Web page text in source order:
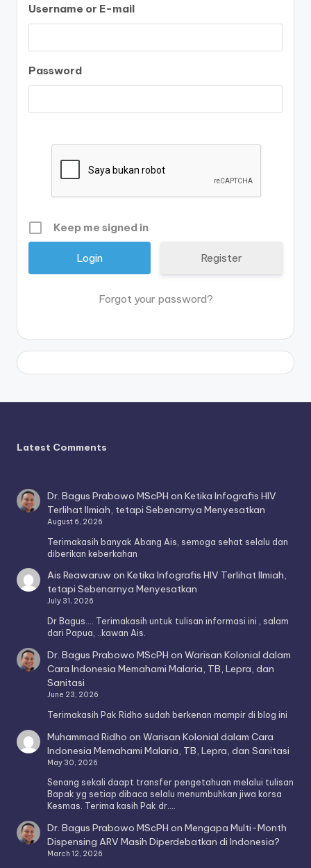
Username or E-mail
Password
Keep me signed in
Register
Forgot your password?
Latest Comments
Dr. Bagus Prabowo MScPH onKetika Infografis HIV
Terlihat Ilmiah, tetapi Sebenarnya Menyesatkan
August 6, 2026
Terimakasih banyak Abang Ais, semoga sehat selalu dan
diberikan keberkahan
Ais ReawaruwonKetika Infografis HIV Terlihat Ilmiah,
tetapi Sebenarnya Menyesatkan
July 31, 2026
Dr Bagus.... Terimakasih untuk tulisan informasi ini , salam
dari Papua, ..kawan Ais.
Dr. Bagus Prabowo MScPH onWarisan Kolonial dalam
Cara Indonesia Memahami Malaria, TB, Lepra, dan
Sanitasi
June 23, 2026
Terimakasih Pak Ridho sudah berkenan mampir di blog ini
Muhammad Ridho onWarisan Kolonial dalam Cara
Indonesia Memahami Malaria, TB, Lepra, dan Sanitasi
May 30, 2026
Senang sekali daapt transfer pengetahuan melalui tulisan
Bapak yg setiap dibaca selalu menumbuhkan jiwa korsa
Kesmas. Terima kasih Pak dr.…
Dr. Bagus Prabowo MScPH onMengapa Multi-Month
Dispensing ARV Masih Diperdebatkan di Indonesia?
March 12, 2026